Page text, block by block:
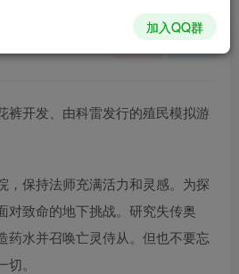
裤开发、由科雷发行的殖民模拟游
，保持法师充满活力和灵感。为探
对致命的地下挑战。研究失传奥
药水并召唤亡灵侍从。但也不要忘
。
加入QQ群